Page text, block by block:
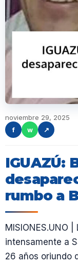
noviembre 29, 2025
f
w ↗
IGUAZÚ:
rumbo a
MISIONES.UNO
intensamente a
26 años oriundo